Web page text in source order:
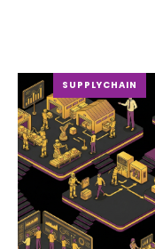
SUPPLYCHAIN